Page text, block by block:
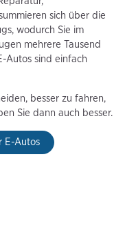
sich über die
wodurch Sie im
mehrere Tausend
Autos sind einfach
besser zu fahren,
Sie dann auch besser.
E-Autos